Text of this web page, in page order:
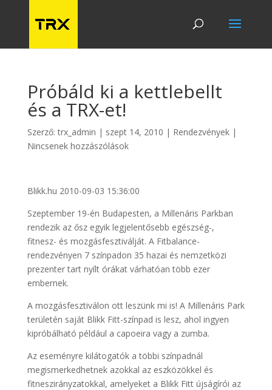
Próbáld ki a kettlebellt
és a TRX-et!
Szerző:trx_admin | szept 14, 2010 | Rendezvények|
Nincsenek hozzászólások
Blikk.hu 2010-09-03 15:36:00
Szeptember 19-én Budapesten, a Millenáris Parkban
rendezik az ősz egyik legjelentősebb egészség-,
fitnesz- és mozgásfesztiválját. A Fitbalance-
rendezvényen 7 színpadon 35 hazai és nemzetközi
prezenter tart nyílt órákat várhatóan több ezer
embernek.
A mozgásfesztiválon ott leszünk mi is! A Millenáris Park
területén saját Blikk Fitt-színpad is lesz, ahol ingyen
kipróbálható például a capoeira vagy a zumba.
Az eseményre kilátogatók a többi színpadnál
megismerkedhetnek azokkal az eszközökkel és
fitneszirányzatokkal, amelyeket a Blikk Fitt újságírói az